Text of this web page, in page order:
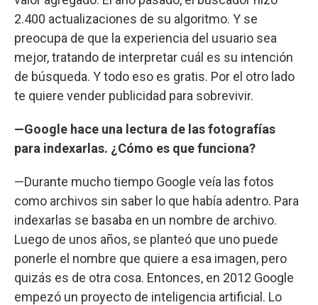
2.400 actualizaciones de su algoritmo. Y se
preocupa de que la experiencia del usuario sea
mejor, tratando de interpretar cuál es su intención
de búsqueda. Y todo eso es gratis. Por el otro lado
te quiere vender publicidad para sobrevivir.
—Google hace una lectura de las fotografías
para indexarlas. ¿Cómo es que funciona?
—Durante mucho tiempo Google veía las fotos
como archivos sin saber lo que había adentro. Para
indexarlas se basaba en un nombre de archivo.
Luego de unos años, se planteó que uno puede
ponerle el nombre que quiere a esa imagen, pero
quizás es de otra cosa. Entonces, en 2012 Google
empezó un proyecto de inteligencia artificial. Lo